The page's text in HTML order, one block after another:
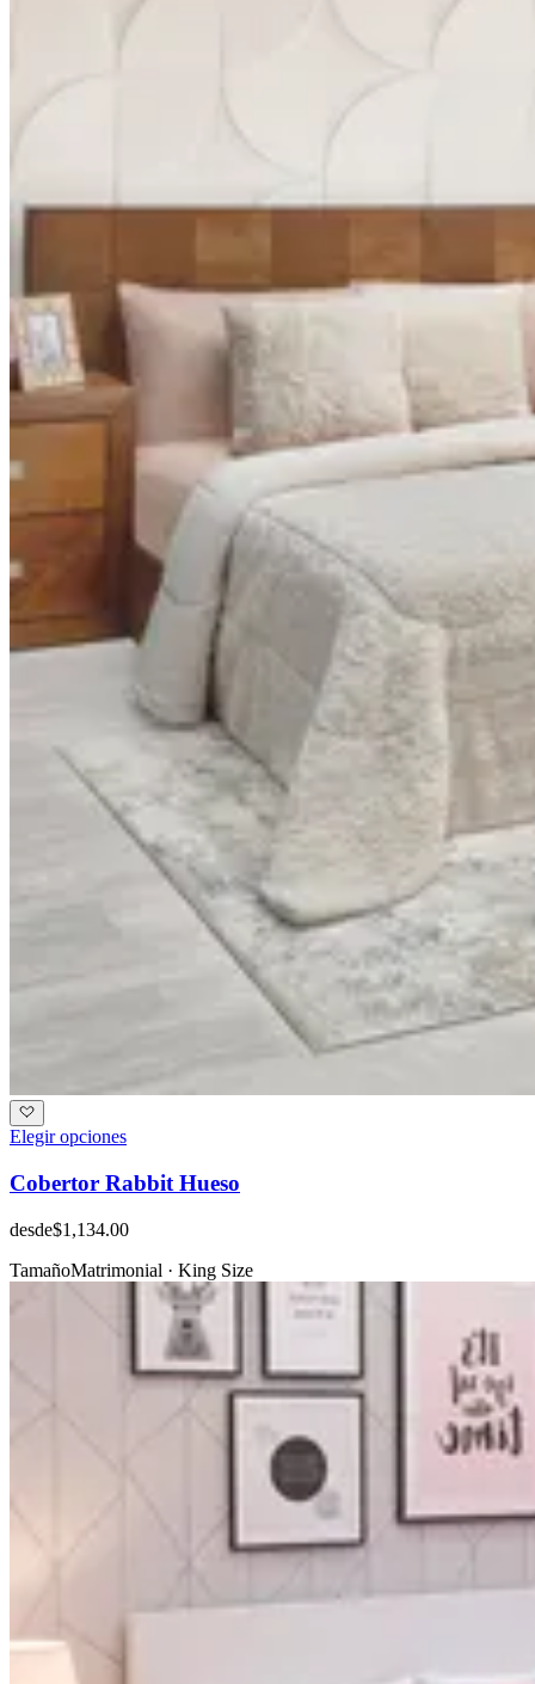
Elegir opciones
Cobertor Rabbit Hueso
desde$1,134.00
TamañoMatrimonial · King Size